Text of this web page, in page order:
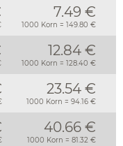
7.49 €
1000 Korn = 149.80 €
12.84 €
1000 Korn = 128.40 €
23.54 €
1000 Korn = 94.16 €
40.66 €
1000 Korn = 81.32 €